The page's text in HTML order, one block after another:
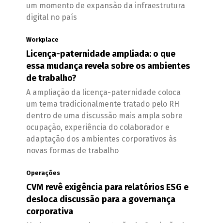
um momento de expansão da infraestrutura
digital no país
Workplace
Licença-paternidade ampliada: o que
essa mudança revela sobre os ambientes
de trabalho?
A ampliação da licença-paternidade coloca
um tema tradicionalmente tratado pelo RH
dentro de uma discussão mais ampla sobre
ocupação, experiência do colaborador e
adaptação dos ambientes corporativos às
novas formas de trabalho
Operações
CVM revê exigência para relatórios ESG e
desloca discussão para a governança
corporativa